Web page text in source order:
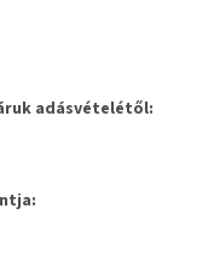
adásvételétől: